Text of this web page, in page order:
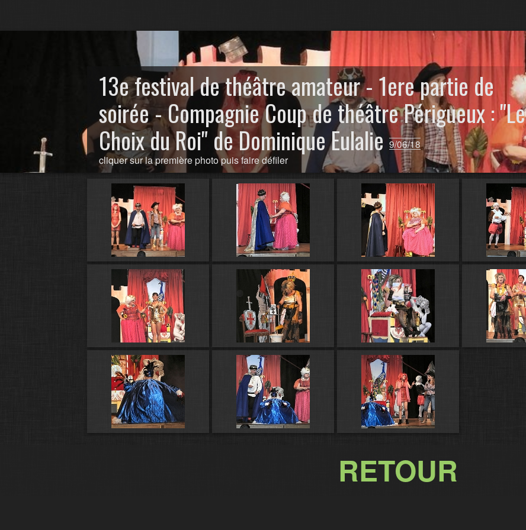
13e festival de théâtre amateur - 1ere partie de
soirée - Compagnie Coup de théâtre Périgueux : "Le
Choix du Roi" de Dominique E​ulalie9/06/18
cliquer sur la première photo puis faire défiler
RETOUR